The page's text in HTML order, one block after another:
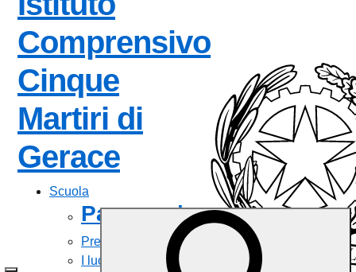
Comprensivo
Cinque
Martiri di
Gerace— Visita la
Scuola
Panoramica
Presentazione
I luoghi